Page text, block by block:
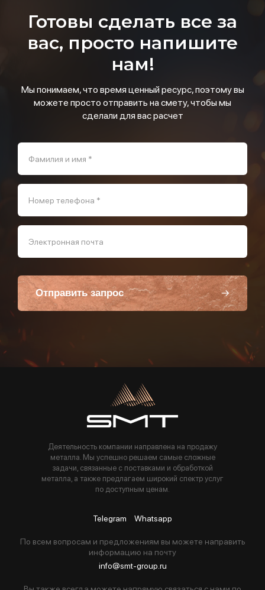
Готовы сделать все за
вас, просто напишите
нам!
Мы понимаем, что время ценный ресурс, поэтому вы
можете просто отправить на смету, чтобы мы
сделали для вас расчет
Фамилия и имя *
Номер телефона *
Электронная почта
Отправить запрос
Пользуясь данной формой вы соглашаетесь с политикой компании
Деятельность компании направлена на продажу
металла. Мы успешно решаем самые сложные
задачи, связанные с поставками и обработкой
металла, а также предлагаем широкий спектр услуг
по доступным ценам.
Telegram Whatsapp
По всем вопросам и предложениям вы можете направить
информацию на почту
info@smt-group.ru